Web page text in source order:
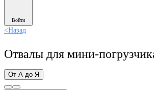
Войти
<Назад
Отвалы для мини-
От А до Я